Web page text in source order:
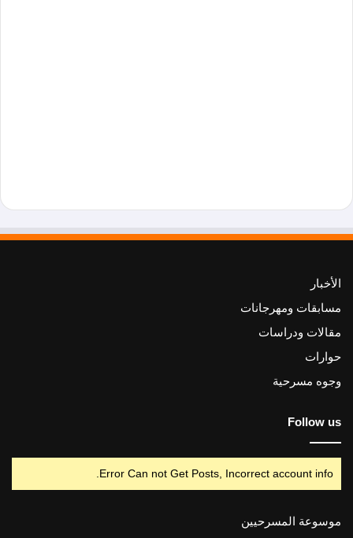
الأخبار
مسابقات ومهرجانات
مقالات ودراسات
حوارات
وجوه مسرحية
Follow us
Error Can not Get Posts, Incorrect account info.
موسوعة المسرحيين